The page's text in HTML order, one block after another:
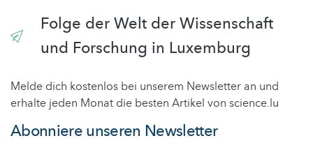
Folge der Welt der Wissenschaft
und Forschung in Luxemburg
Melde dich kostenlos bei unserem Newsletter an und
erhalte jeden Monat die besten Artikel von science.lu
Abonniere unseren Newsletter